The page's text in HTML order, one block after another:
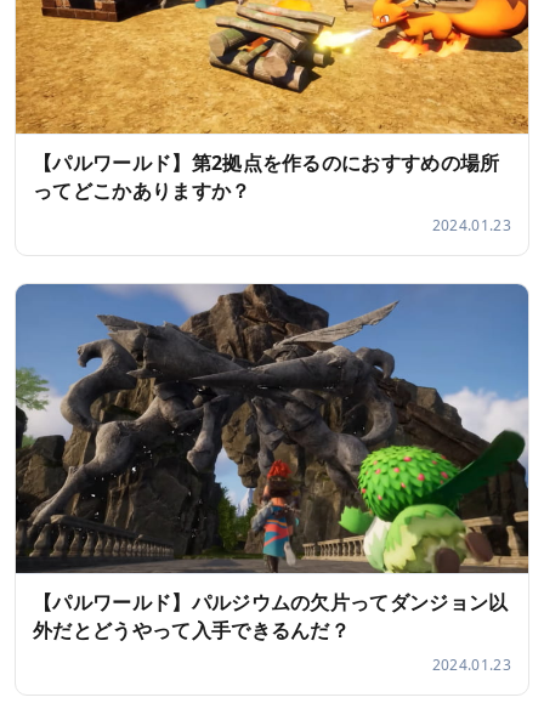
【パルワールド】第2拠点を作るのにおすすめの場所
ってどこかありますか？
2024.01.23
【パルワールド】パルジウムの欠片ってダンジョン以
外だとどうやって入手できるんだ？
2024.01.23